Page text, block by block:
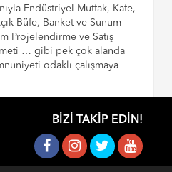
Endüstriyel Mutfak, Kafe,
Büfe, Banket ve Sunum
Projelendirme ve Satış
… gibi pek çok alanda
odaklı çalışmaya
BIZI TAKIP EDIN!